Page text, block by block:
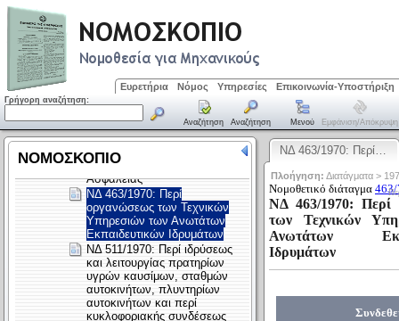
Ευρετήρια Νόμος Υπηρεσίες Επικοινωνία-Υποστήριξη
Γρήγορη αναζήτηση:
Αναζήτηση Αναζήτηση Μενού Εμφάνιση/απόκρυψη
ΝΔ 463/1970: Περί…